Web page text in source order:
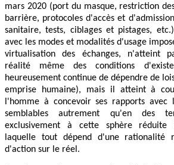
mars 2020 (port du masque, restriction
barrière, protocoles d'accès et
sanitaire, tests, ciblages et pistages,
avec les modes et modalités d'usage
virtualisation des échanges, n'atteint
réalité même des conditions
heureusement continue de dépendre de
emprise humaine), mais il atteint à
l'homme à concevoir ses rapports
semblables autrement qu'en des
exclusivement à cette sphère réduite
laquelle tout dépend d'une rationalité
d'action sur le réel.